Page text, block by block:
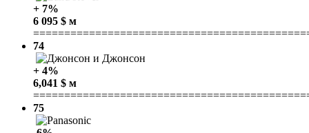
+ 7%
6 095 $ м
74
+ 4%
6,041 $ м
75